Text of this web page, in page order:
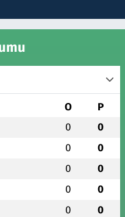
O P
0 0
0 0
0 0
0 0
0 0